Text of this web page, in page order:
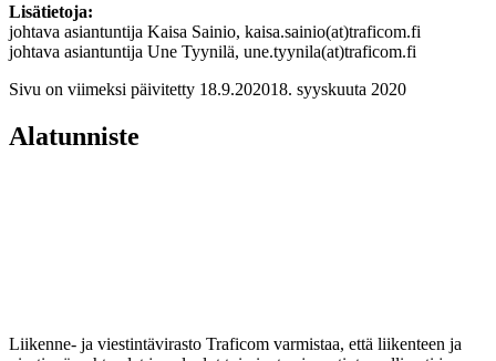
Lisätietoja:
johtava asiantuntija Kaisa Sainio, kaisa.sainio(at)traficom.fi
johtava asiantuntija Une Tyynilä, une.tyynila(at)traficom.fi
Sivu on viimeksi päivitetty 18.9.202018. syyskuuta 2020
Alatunniste
Liikenne- ja viestintävirasto Traficom varmistaa, että liikenteen ja